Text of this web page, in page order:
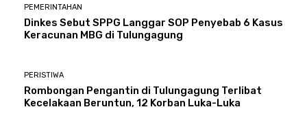
PEMERINTAHAN
Dinkes Sebut SPPG Langgar SOP Penyebab 6 Kasus
Keracunan MBG di Tulungagung
PERISTIWA
Rombongan Pengantin di Tulungagung Terlibat
Kecelakaan Beruntun, 12 Korban Luka-Luka